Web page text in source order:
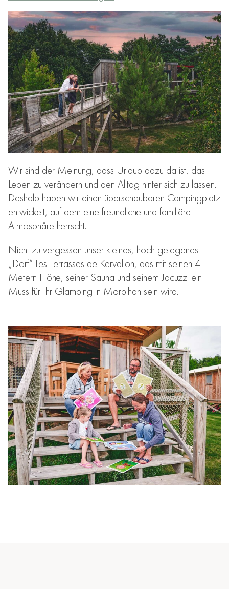
Wir sind der Meinung, dass Urlaub dazu da ist, das
Leben zu verändern und den Alltag hinter sich zu lassen.
Deshalb haben wir einen überschaubaren Campingplatz
entwickelt, auf dem eine freundliche und familiäre
Atmosphäre herrscht.
Nicht zu vergessen unser kleines, hoch gelegenes
„Dorf“ Les Terrasses de Kervallon, das mit seinen 4
Metern Höhe, seiner Sauna und seinem Jacuzzi ein
Muss für Ihr Glamping in Morbihan sein wird.